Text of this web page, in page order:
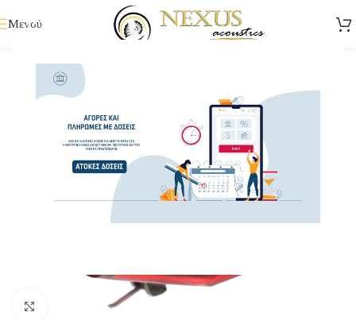
Μενού
Κάντε κλικ για μεγέθυνση